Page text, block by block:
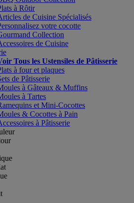
à Rôtir
de Cuisine Spécialisés
votre cocotte
Collection
de Cuisine
Tous les Ustensiles de Pâtisserie
à four et plaques
de Pâtisserie
à Gâteaux & Muffins
à Tartes
et Mini-Cocottes
& Cocottes à Pain
à Pâtisserie